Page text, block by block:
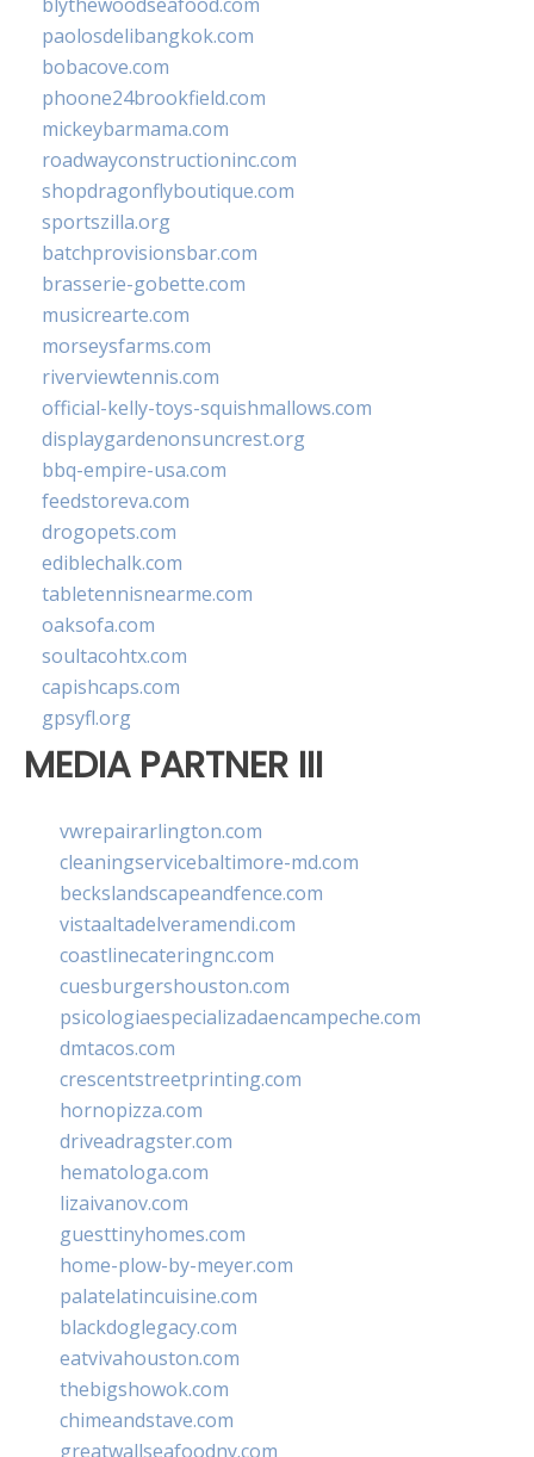
paolosdelibangkok.com
bobacove.com
phoone24brookfield.com
mickeybarmama.com
roadwayconstructioninc.com
shopdragonflyboutique.com
sportszilla.org
batchprovisionsbar.com
brasserie-gobette.com
musicrearte.com
morseysfarms.com
riverviewtennis.com
official-kelly-toys-squishmallows.com
displaygardenonsuncrest.org
bbq-empire-usa.com
feedstoreva.com
drogopets.com
ediblechalk.com
tabletennisnearme.com
oaksofa.com
soultacohtx.com
capishcaps.com
gpsyfl.org
MEDIA PARTNER III
vwrepairarlington.com
cleaningservicebaltimore-md.com
beckslandscapeandfence.com
vistaaltadelveramendi.com
coastlinecateringnc.com
cuesburgershouston.com
psicologiaespecializadaencampeche.com
dmtacos.com
crescentstreetprinting.com
hornopizza.com
driveadragster.com
hematologa.com
lizaivanov.com
guesttinyhomes.com
home-plow-by-meyer.com
palatelatincuisine.com
blackdoglegacy.com
eatvivahouston.com
thebigshowok.com
chimeandstave.com
greatwallseafoodny.com